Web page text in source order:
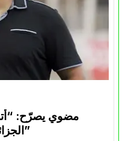
مضوي يصرّح:
الجزائرية في المسابقات القارية”